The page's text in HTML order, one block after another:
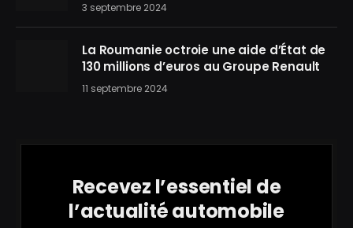
3 septembre 2024
La Roumanie octroie une aide d’État de
130 millions d’euros au Groupe Renault
11 septembre 2024
Recevez l’essentiel de
l’actualité automobile